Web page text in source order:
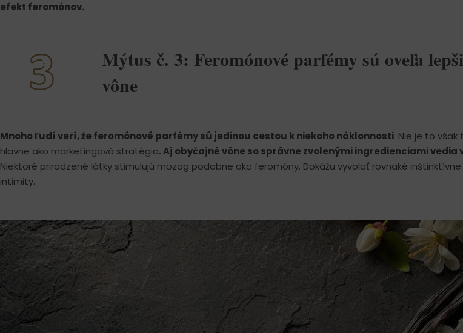
efekt feromónov.
Mýtus č. 3: Feromónové parfémy sú oveľa
vône
Mnoho ľudí verí, že feromónové parfémy sú jedinou cestou k niekoho náklonnosti. Nie je to
hlavne ako marketingová stratégia. Aj obyčajné vône so správne zvolenými ingredienciami
Niektoré prirodzené látky stimulujú mozog podobne ako feromóny. Dokážu vyvolať rovnaké
intimity.